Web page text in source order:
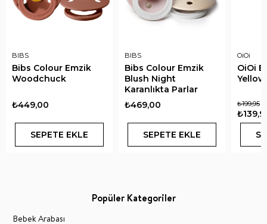
BIBS
Bibs Colour Emzik
Woodchuck
₺449,00
SEPETE EKLE
BIBS
Bibs Colour Emzik
Blush Night
Karanlıkta Parlar
₺469,00
SEPETE EKLE
OiOi
OiOi
Yellow
₺199,95
Popüler Kategoriler
Bebek Arabası